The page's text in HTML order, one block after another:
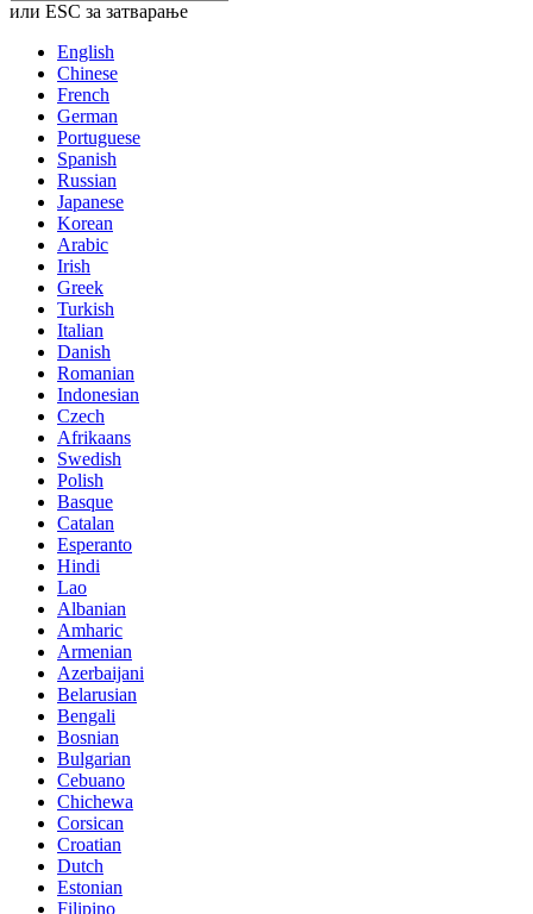
или ESC за затварање
English
Chinese
French
German
Portuguese
Spanish
Russian
Japanese
Korean
Arabic
Irish
Greek
Turkish
Italian
Danish
Romanian
Indonesian
Czech
Afrikaans
Swedish
Polish
Basque
Catalan
Esperanto
Hindi
Lao
Albanian
Amharic
Armenian
Azerbaijani
Belarusian
Bengali
Bosnian
Bulgarian
Cebuano
Chichewa
Corsican
Croatian
Dutch
Estonian
Filipino